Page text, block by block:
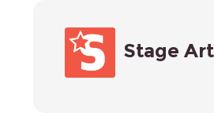
Stage